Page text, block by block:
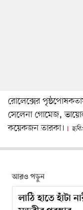
রোলেক্সের
সেলেনা গোমেজ,
কয়েকজন তারকা।
আরও পড়ুন
লাঠি হাতে হাঁটা